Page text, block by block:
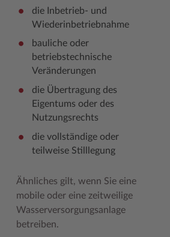
Woche der Seelischen Gesundheit
#MeinStormarn
Karrieretag
Zahlen, Daten, Fakten
die Inbetrieb- und
Wiederinbetriebnahme
bauliche oder
betriebstechnische
Veränderungen
die Übertragung des
Eigentums oder des
Nutzungsrechts
die vollständige oder
teilweise Stilllegung
Ähnliches gilt, wenn Sie eine
mobile oder eine zeitweilige
Wasserversorgungsanlage
betreiben.